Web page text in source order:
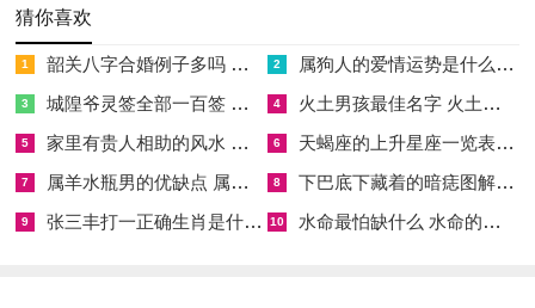
☑属猴女今年感情怎么样 属猴女今年的婚姻状况感情方面
☑1983属猪2026年幸运色 2026年1983属猪幸运色是什么色
☑91年羊命运如何2023年,91年属羊的2023年的运势
猜你喜欢
1 韶关八字合婚例子多吗 韶关八字测风水 2 属狗人的爱情运势是什么意思 属狗的人爱情观
3 城隍爷灵签全部一百签 城隍爷灵签解签大全 4 火土男孩最佳名字 火土属性的字男孩名字有哪些
5 家里有贵人相助的风水 家里有贵人是什么意思 6 天蝎座的上升星座一览表 天蝎座的上升星座查询
7 属羊水瓶男的优缺点 属羊水瓶座男生性格爱情观 8 下巴底下藏着的暗痣图解 下巴尖底下有痣代表什么
9 张三丰打一正确生肖是什么意思 张三丰是指什么生肖 10 水命最怕缺什么 水命的人忌什么